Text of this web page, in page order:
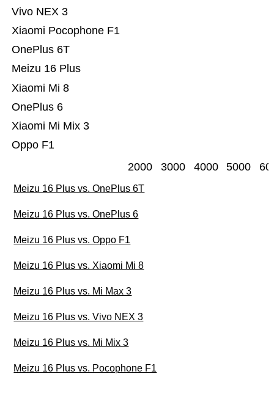
Oppo F1
Xiaomi Mi Mix 3
OnePlus 6
Xiaomi Mi 8
Meizu 16 Plus
OnePlus 6T
Xiaomi Pocophone F1
Vivo NEX 3
2000 3000 4000 5000
Meizu 16 Plus vs. OnePlus 6T
Meizu 16 Plus vs. OnePlus 6
Meizu 16 Plus vs. Oppo F1
Meizu 16 Plus vs. Xiaomi Mi 8
Meizu 16 Plus vs. Mi Max 3
Meizu 16 Plus vs. Vivo NEX 3
Meizu 16 Plus vs. Mi Mix 3
Meizu 16 Plus vs. Pocophone F1